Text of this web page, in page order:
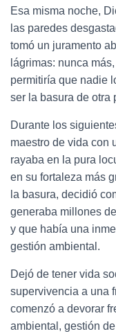
Esa misma noche,
las paredes
tomó un juramento
lágrimas: nunca
permitiría que nadie
ser la basura de otra
Durante los
maestro de vida con
rayaba en la pura
en su fortaleza más
la basura, decidió
generaba millones
y que había una
gestión ambiental.
Dejó de tener vida
supervivencia a una
comenzó a devorar
ambiental, gestión